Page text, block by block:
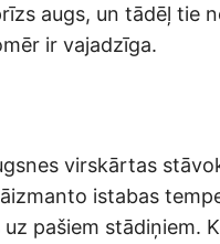
augs, un tādēļ tie
ir vajadzīga.
virskārtas
istabas
uz pašiem stādiņiem.